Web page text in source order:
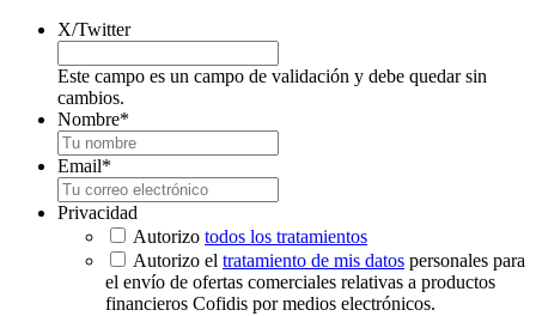
X/Twitter
Este campo es un campo de validación y debe quedar sin
cambios.
Nombre*
Email*
Privacidad
Autorizo todos los tratamientos
Autorizo el tratamiento de mis datos personales para
el envío de ofertas comerciales relativas a productos
financieros Cofidis por medios electrónicos.